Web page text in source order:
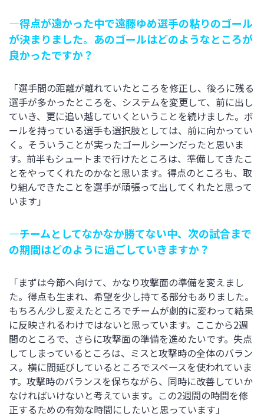
―得点が遠かった中で遠藤ゆめ選手の粘りのゴール
が決まりました。あのゴールはどのようなところが
良かったですか？
「選手間の距離が離れていたところを修正し、後ろに残る
選手が多かったところを、システムを変更して、前に出し
ていき、更に追い越していくということを続けました。ボ
ールを持っている選手も選択肢としては、前に向かってい
く。そういうことが実ったゴールシーンだったと思いま
す。前半もシュートまで行けたところは、準備してきたこ
とをやってくれたのかなと思います。得点のところも、取
り組んできたことを選手が頑張って出してくれたと思って
います」
―チームとしてなかなか勝てない中、次の試合まで
の期間はどのように過ごしていきますか？
「まずは今節へ向けて、かなり攻撃面の準備を変えまし
た。得点も生まれ、希望を少し持てる部分もありました。
もちろん少し変えたところでチームが劇的に変わって結果
に反映されるわけではないと思っています。ここから2週
間のところで、さらに攻撃面の準備を進めたいです。失点
してしまっているところは、ミスと攻撃時の全体のバラン
ス。横に間延びしているところでスペースを使われていま
す。攻撃時のバランスを保ちながら、同時に改善していか
なければいけないと考えています。この2週間の時間を修
正するための有効な時間にしたいと思っています」